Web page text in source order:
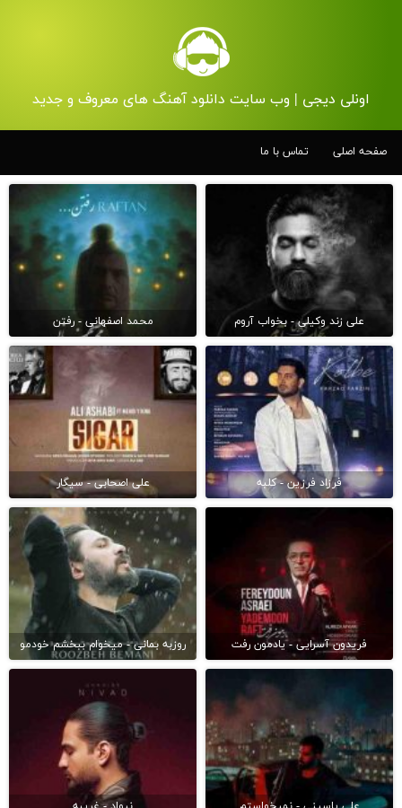
اونلی دیجی | وب سایت دانلود آهنگ های معروف و جدید
صفحه اصلی تماس با ما
علی زند وکیلی - بخواب آروم محمد اصفهانی - رفتن
فرزاد فرزین - کلبه علی اصحابی - سیگار
فریدون آسرایی - یادمون رفت روزبه بمانی - میخوام ببخشم خودمو